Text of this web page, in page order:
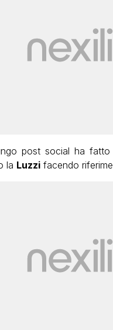
post social ha fatto
la Luzzifacendo